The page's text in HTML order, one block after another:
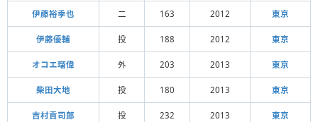
伊藤裕季也 二 163 2012 東京
伊藤優輔 投 188 2012 東京
オコエ瑠偉 外 203 2013 東京
柴田大地 投 180 2013 東京
吉村貢司郎 投 232 2013 東京